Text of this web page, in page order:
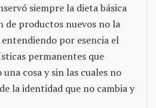
siempre la dieta básica
de productos nuevos no la
entendiendo por esencia el
permanentes que
cosa y sin las cuales no
la identidad que no cambia y